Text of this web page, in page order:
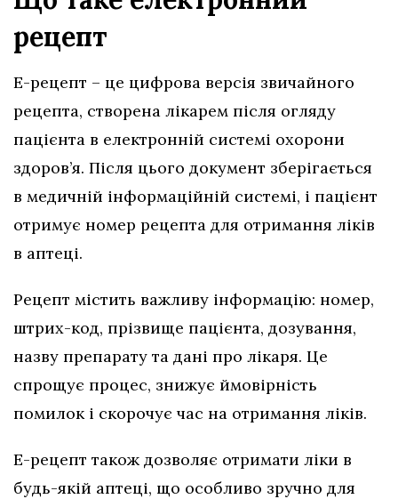
рецепт
Е-рецепт – це цифрова версія звичайного
рецепта, створена лікарем після огляду
пацієнта в електронній системі охорони
здоров’я. Після цього документ зберігається
в медичній інформаційній системі, і пацієнт
отримує номер рецепта для отримання ліків
в аптеці.
Рецепт містить важливу інформацію: номер,
штрих-код, прізвище пацієнта, дозування,
назву препарату та дані про лікаря. Це
спрощує процес, знижує ймовірність
помилок і скорочує час на отримання ліків.
Е-рецепт також дозволяє отримати ліки в
будь-якій аптеці, що особливо зручно для